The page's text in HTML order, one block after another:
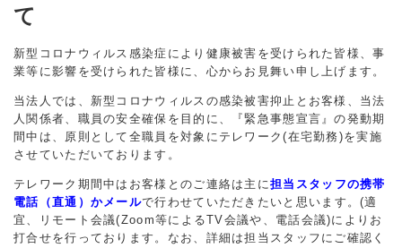
て
新型コロナウィルス感染症により健康被害を受けられた皆様、事
業等に影響を受けられた皆様に、心からお見舞い申し上げます。
当法人では、新型コロナウィルスの感染被害抑止とお客様、当法
人関係者、職員の安全確保を目的に、『緊急事態宣言』の発動期
間中は、原則として全職員を対象にテレワーク(在宅勤務)を実施
させていただいております。
テレワーク期間中はお客様とのご連絡は主に担当スタッフの携帯
電話（直通）かメールで行わせていただきたいと思います。(適
宜、リモート会議(Zoom等によるTV会議や、電話会議)によりお
打合せを行っております。なお、詳細は担当スタッフにご確認く